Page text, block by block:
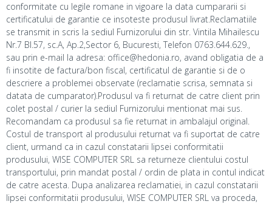
conformitate cu legile romane in vigoare la data cumpararii si
certificatului de garantie ce insoteste produsul livrat.Reclamatiile
se transmit in scris la sediul Furnizorului din str. Vintila Mihailescu
Nr.7 Bl.57, sc.A, Ap.2,Sector 6, Bucuresti, Telefon 0763.644.629.,
sau prin e-mail la adresa: office@hedonia.ro, avand obligatia de a
fi insotite de factura/bon fiscal, certificatul de garantie si de o
descriere a problemei observate (reclamatie scrisa, semnata si
datata de cumparator).Produsul va fi returnat de catre client prin
colet postal / curier la sediul Furnizorului mentionat mai sus.
Recomandam ca produsul sa fie returnat in ambalajul original.
Costul de transport al produsului returnat va fi suportat de catre
client, urmand ca in cazul constatarii lipsei conformitatii
produsului, WISE COMPUTER SRL sa returneze clientului costul
transportului, prin mandat postal / ordin de plata in contul indicat
de catre acesta. Dupa analizarea reclamatiei, in cazul constatarii
lipsei conformitatii produsului, WISE COMPUTER SRL va proceda,